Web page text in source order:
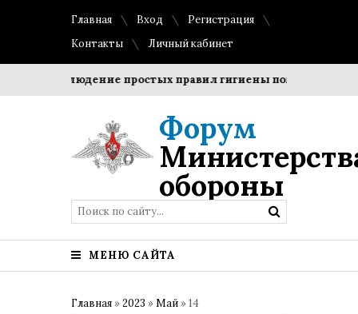
Главная Вход
Регистрация
Контакты
Личный кабинет
Соблюдение простых правил гигиены помогает
Форум
обороны
МЕНЮ САЙТА
Главная »2023 »Май »14